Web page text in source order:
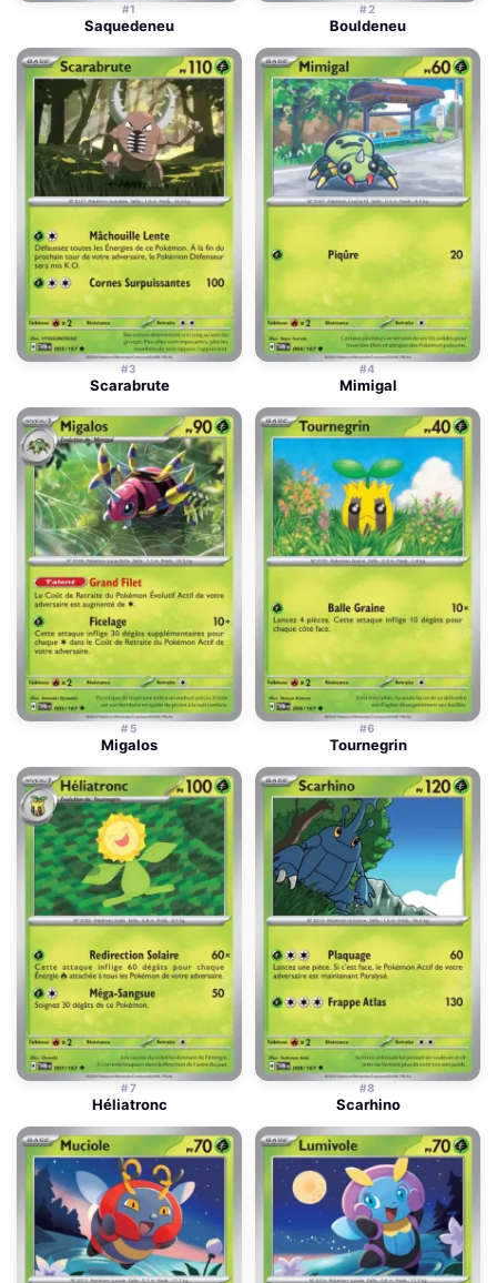
#1
Saquedeneu
#2
Bouldeneu
#3
Scarabrute
#4
Mimigal
#5
Migalos
#6
Tournegrin
#7
Héliatronc
#8
Scarhino